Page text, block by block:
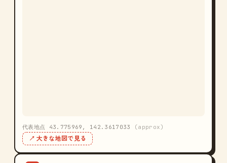
代表地点 43.775969, 142.3617033 (approx)
↗ 大きな地図で見る